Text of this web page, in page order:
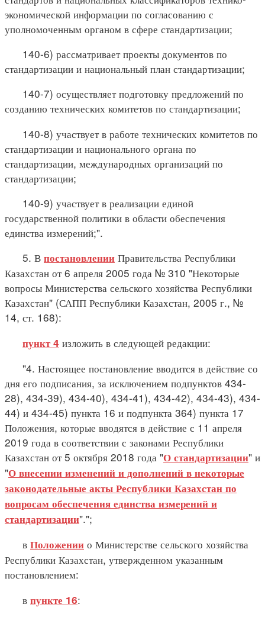
экономической информации по согласованию с
уполномоченным органом в сфере стандартизации;
140-6) рассматривает проекты документов по
стандартизации и национальный план стандартизации;
140-7) осуществляет подготовку предложений по
созданию технических комитетов по стандартизации;
140-8) участвует в работе технических комитетов по
стандартизации и национального органа по
стандартизации, международных организаций по
стандартизации;
140-9) участвует в реализации единой
государственной политики в области обеспечения
единства измерений;".
5. В постановлении Правительства Республики
Казахстан от 6 апреля 2005 года № 310 "Некоторые
вопросы Министерства сельского хозяйства Республики
Казахстан" (САПП Республики Казахстан, 2005 г., №
14, ст. 168):
пункт 4 изложить в следующей редакции:
"4. Настоящее постановление вводится в действие со
дня его подписания, за исключением подпунктов 434-
28), 434-39), 434-40), 434-41), 434-42), 434-43), 434-
44) и 434-45) пункта 16 и подпункта 364) пункта 17
Положения, которые вводятся в действие с 11 апреля
2019 года в соответствии с законами Республики
Казахстан от 5 октября 2018 года "О стандартизации" и
"О внесении изменений и дополнений в некоторые
законодательные акты Республики Казахстан по
вопросам обеспечения единства измерений и
стандартизации".";
в Положении о Министерстве сельского хозяйства
Республики Казахстан, утвержденном указанным
постановлением:
в пункте 16: